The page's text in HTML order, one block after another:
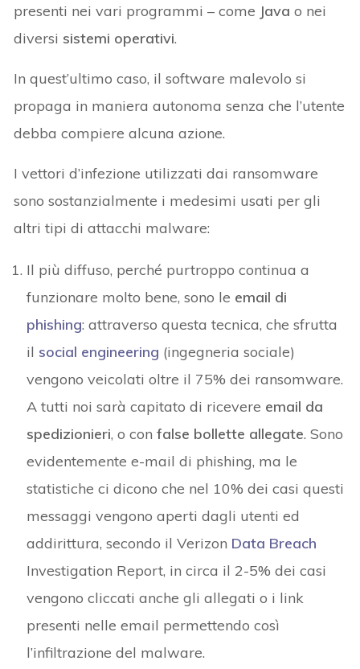
presenti nei vari programmi – come Java o nei
diversi sistemi operativi.
In quest’ultimo caso, il software malevolo si
propaga in maniera autonoma senza che l’utente
debba compiere alcuna azione.
I vettori d’infezione utilizzati dai ransomware
sono sostanzialmente i medesimi usati per gli
altri tipi di attacchi malware:
Il più diffuso, perché purtroppo continua a
funzionare molto bene, sono le email di
phishing: attraverso questa tecnica, che sfrutta
il social engineering (ingegneria sociale)
vengono veicolati oltre il 75% dei ransomware.
A tutti noi sarà capitato di ricevere email da
spedizionieri, o confalse bollette allegate. Sono
evidentemente e-mail di phishing, ma le
statistiche ci dicono che nel 10% dei casi questi
messaggi vengono aperti dagli utenti ed
addirittura, secondo il Verizon Data Breach
Investigation Report, in circa il 2-5% dei casi
vengono cliccati anche gli allegati o i link
presenti nelle email permettendo così
l’infiltrazione del malware.